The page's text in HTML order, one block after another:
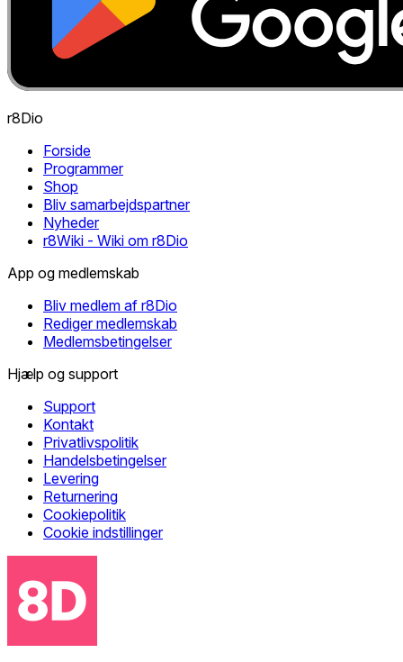
r8Dio
Forside
Programmer
Shop
Bliv samarbejdspartner
Nyheder
r8Wiki - Wiki om r8Dio
App og medlemskab
Bliv medlem af r8Dio
Rediger medlemskab
Medlemsbetingelser
Hjælp og support
Support
Kontakt
Privatlivspolitik
Handelsbetingelser
Levering
Returnering
Cookiepolitik
Cookie indstillinger